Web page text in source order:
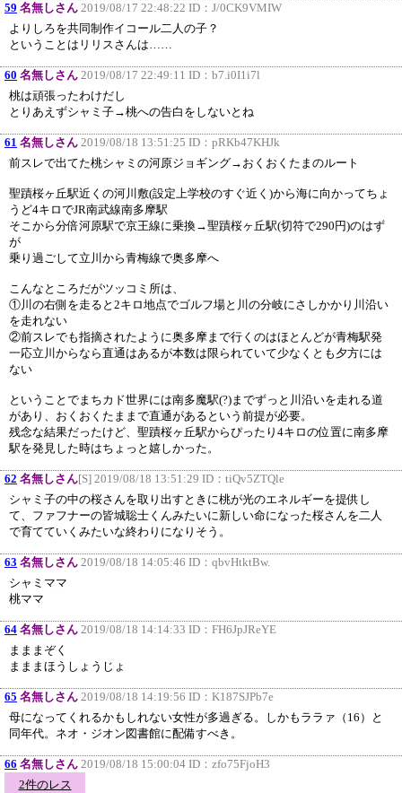
59 名無しさん 2019/08/17 22:48:22 ID： J/0CK9VMIW
よりしろを共同制作イコール二人の子？
ということはリリスさんは……
60 名無しさん 2019/08/17 22:49:11 ID： b7.i0I1i7l
桃は頑張ったわけだし
とりあえずシャミ子→桃への告白をしないとね
61 名無しさん 2019/08/18 13:51:25 ID： pRKb47KHJk
前スレで出てた桃シャミの河原ジョギング→おくおくたまのルート
聖蹟桜ヶ丘駅近くの河川敷(設定上学校のすぐ近く)から海に向かってちょ
うど4キロでJR南武線南多摩駅
そこから分倍河原駅で京王線に乗換→聖蹟桜ヶ丘駅(切符で290円)のはず
が
乗り過ごして立川から青梅線で奥多摩へ
こんなところだがツッコミ所は、
①川の右側を走ると2キロ地点でゴルフ場と川の分岐にさしかかり川沿い
を走れない
②前スレでも指摘されたように奥多摩まで行くのはほとんどが青梅駅発
一応立川からなら直通はあるが本数は限られていて少なくとも夕方には
ない
ということでまちカド世界には南多魔駅(?)までずっと川沿いを走れる道
があり、おくおくたままで直通があるという前提が必要。
残念な結果だったけど、聖蹟桜ヶ丘駅からぴったり4キロの位置に南多摩
駅を発見した時はちょっと嬉しかった。
62 名無しさん[S] 2019/08/18 13:51:29 ID： tiQv5ZTQle
シャミ子の中の桜さんを取り出すときに桃が光のエネルギーを提供し
て、ファフナーの皆城聡士くんみたいに新しい命になった桜さんを二人
で育てていくみたいな終わりになりそう。
63 名無しさん 2019/08/18 14:05:46 ID： qbvHtktBw.
シャミママ
桃ママ
64 名無しさん 2019/08/18 14:14:33 ID： FH6JpJReYE
まままぞく
まままほうしょうじょ
65 名無しさん 2019/08/18 14:19:56 ID： K187SJPb7e
母になってくれるかもしれない女性が多過ぎる。しかもララァ（16）と
同年代。ネオ・ジオン図書館に配備すべき。
66 名無しさん 2019/08/18 15:00:04 ID： zfo75FjoH3
2件のレス